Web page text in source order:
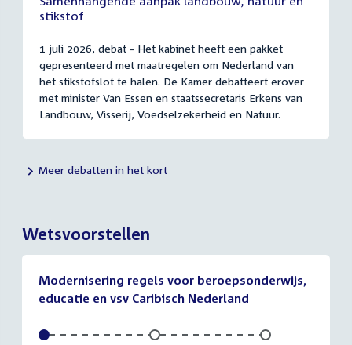
stikstof
1 juli 2026, debat - Het kabinet heeft een pakket
gepresenteerd met maatregelen om Nederland van
het stikstofslot te halen. De Kamer debatteert erover
met minister Van Essen en staatssecretaris Erkens van
Landbouw, Visserij, Voedselzekerheid en Natuur.
Meer debatten in het kort
Wetsvoorstellen
Modernisering regels voor beroepsonderwijs,
educatie en vsv Caribisch Nederland